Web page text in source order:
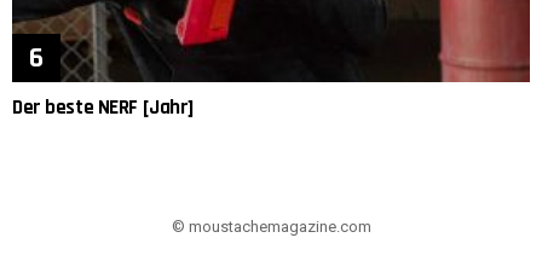
Der beste NERF [Jahr]
© moustachemagazine.com